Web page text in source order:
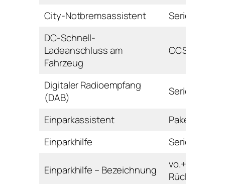
City-Notbremsassistent
Serie
DC-Schnell-
Ladeanschluss am
Fahrzeug
CCS
Digitaler Radioempfang
(DAB)
Serie
Einparkassistent
Paket
Einparkhilfe
Serie
Einparkhilfe – Bezeichnung
vo.+hi. mit